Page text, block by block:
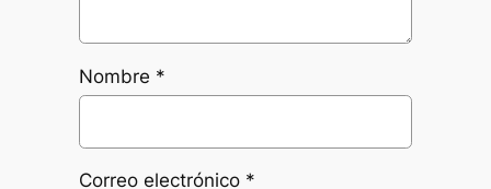
Nombre *
Correo electrónico *